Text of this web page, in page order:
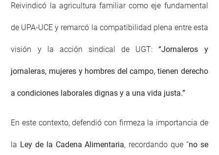
Reivindicó la agricultura familiar como eje fundamental
de UPA-UCE y remarcó la compatibilidad plena entre esta
visión y la acción sindical de UGT:“Jornaleros y
jornaleras, mujeres y hombres del campo, tienen derecho
a condiciones laborales dignas y a una vida justa.”
En este contexto, defendió con firmeza la importancia de
la Ley de la Cadena Alimentaria, recordando que “no se